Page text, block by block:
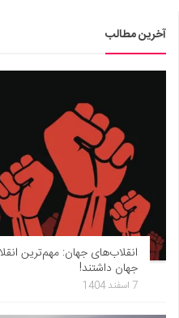
آخرین مطالب
انقلاب‌های جهان: مهم‌ترین
جهان داشتند!
7 اسفند 1404